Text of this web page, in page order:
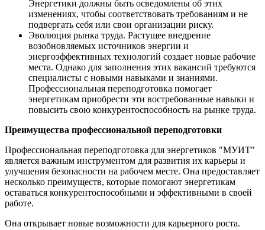
Энергетики должны быть осведомлены об этих
изменениях, чтобы соответствовать требованиям и не
подвергать себя или свои организации риску.
Эволюция рынка труда. Растущее внедрение
возобновляемых источников энергии и
энергоэффективных технологий создает новые рабочие
места. Однако для заполнения этих вакансий требуются
специалисты с новыми навыками и знаниями.
Профессиональная переподготовка помогает
энергетикам приобрести эти востребованные навыки и
повысить свою конкурентоспособность на рынке труда.
Преимущества профессиональной переподготовки
Профессиональная переподготовка для энергетиков "МУИТ"
является важным инструментом для развития их карьеры и
улучшения безопасности на рабочем месте. Она предоставляет
несколько преимуществ, которые помогают энергетикам
оставаться конкурентоспособными и эффективными в своей
работе.
Она открывает новые возможности для карьерного роста.